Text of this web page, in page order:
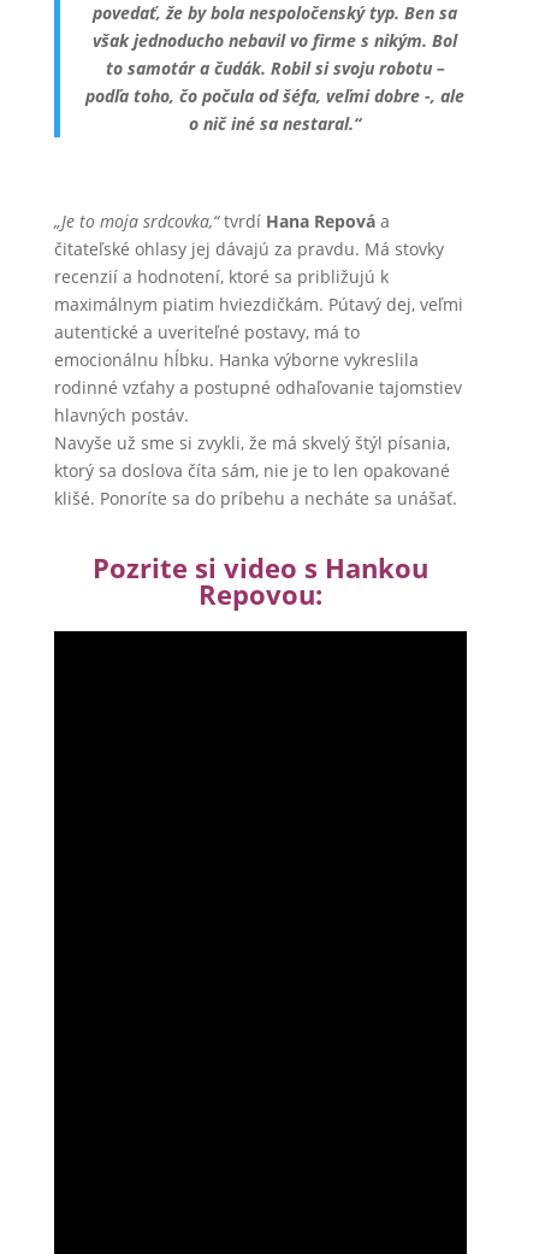
povedať, že by bola nespoločenský typ. Ben sa
však jednoducho nebavil vo firme s nikým. Bol
to samotár a čudák. Robil si svoju robotu –
podľa toho, čo počula od šéfa, veľmi dobre -, ale
o nič iné sa nestaral.“
„Je to moja srdcovka,“tvrdí Hana Repováa
čitateľské ohlasy jej dávajú za pravdu. Má stovky
recenzií a hodnotení, ktoré sa približujú k
maximálnym piatim hviezdičkám. Pútavý dej, veľmi
autentické a uveriteľné postavy, má to
emocionálnu hĺbku. Hanka výborne vykreslila
rodinné vzťahy a postupné odhaľovanie tajomstiev
hlavných postáv.
Navyše už sme si zvykli, že má skvelý štýl písania,
ktorý sa doslova číta sám, nie je to len opakované
klišé. Ponoríte sa do príbehu a necháte sa unášať.
Pozrite si video s Hankou
Repovou: